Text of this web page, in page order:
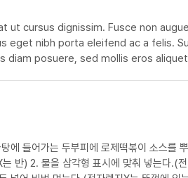
cursus dignissim. Fusce non
eget nibh porta eleifend ac a felis.
diam posuere, sed mollis eros
에 들어가는 두부피에 로제떡볶이 소스를